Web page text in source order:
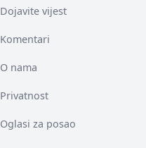
Dojavite vijest
Komentari
O nama
Privatnost
Oglasi za posao